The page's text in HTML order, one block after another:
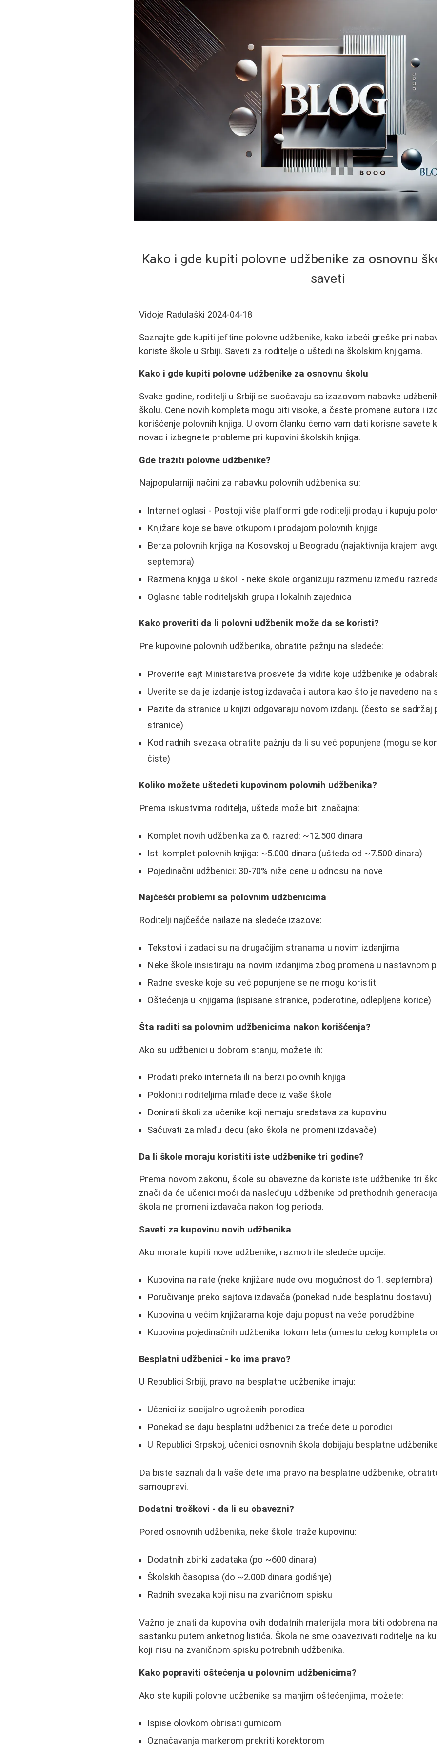
Kako i gde kupiti polovne udžbenike za osnovnu
saveti
Vidoje Radulaški 2024-04-18
Saznajte gde kupiti jeftine polovne udžbenike, kako izbeći greške pri
koriste škole u Srbiji. Saveti za roditelje o uštedi na školskim knjigama.
Kako i gde kupiti polovne udžbenike za osnovnu školu
Svake godine, roditelji u Srbiji se suočavaju sa izazovom nabavke
školu. Cene novih kompleta mogu biti visoke, a česte promene autora i
korišćenje polovnih knjiga. U ovom članku ćemo vam dati korisne savete
novac i izbegnete probleme pri kupovini školskih knjiga.
Gde tražiti polovne udžbenike?
Najpopularniji načini za nabavku polovnih udžbenika su:
Internet oglasi - Postoji više platformi gde roditelji prodaju i kupuju
Knjižare koje se bave otkupom i prodajom polovnih knjiga
Berza polovnih knjiga na Kosovskoj u Beogradu (najaktivnija krajem
septembra)
Razmena knjiga u školi - neke škole organizuju razmenu između
Oglasne table roditeljskih grupa i lokalnih zajednica
Kako proveriti da li polovni udžbenik može da se koristi?
Pre kupovine polovnih udžbenika, obratite pažnju na sledeće:
Proverite sajt Ministarstva prosvete da vidite koje udžbenike je
Uverite se da je izdanje istog izdavača i autora kao što je navedeno na
Pazite da stranice u knjizi odgovaraju novom izdanju (često se sadržaj
stranice)
Kod radnih svezaka obratite pažnju da li su već popunjene (mogu se
čiste)
Koliko možete uštedeti kupovinom polovnih udžbenika?
Prema iskustvima roditelja, ušteda može biti značajna:
Komplet novih udžbenika za 6. razred: ~12.500 dinara
Isti komplet polovnih knjiga: ~5.000 dinara (ušteda od ~7.500 dinara)
Pojedinačni udžbenici: 30-70% niže cene u odnosu na nove
Najčešći problemi sa polovnim udžbenicima
Roditelji najčešće nailaze na sledeće izazove:
Tekstovi i zadaci su na drugačijim stranama u novim izdanjima
Neke škole insistiraju na novim izdanjima zbog promena u nastavnom
Radne sveske koje su već popunjene se ne mogu koristiti
Oštećenja u knjigama (ispisane stranice, poderotine, odlepljene korice)
Šta raditi sa polovnim udžbenicima nakon korišćenja?
Ako su udžbenici u dobrom stanju, možete ih:
Prodati preko interneta ili na berzi polovnih knjiga
Pokloniti roditeljima mlađe dece iz vaše škole
Donirati školi za učenike koji nemaju sredstava za kupovinu
Sačuvati za mlađu decu (ako škola ne promeni izdavače)
Da li škole moraju koristiti iste udžbenike tri godine?
Prema novom zakonu, škole su obavezne da koriste iste udžbenike tri
znači da će učenici moći da nasleđuju udžbenike od prethodnih
škola ne promeni izdavača nakon tog perioda.
Saveti za kupovinu novih udžbenika
Ako morate kupiti nove udžbenike, razmotrite sledeće opcije:
Kupovina na rate (neke knjižare nude ovu mogućnost do 1. septembra)
Poručivanje preko sajtova izdavača (ponekad nude besplatnu dostavu)
Kupovina u većim knjižarama koje daju popust na veće porudžbine
Kupovina pojedinačnih udžbenika tokom leta (umesto celog kompleta
Besplatni udžbenici - ko ima pravo?
U Republici Srbiji, pravo na besplatne udžbenike imaju:
Učenici iz socijalno ugroženih porodica
Ponekad se daju besplatni udžbenici za treće dete u porodici
U Republici Srpskoj, učenici osnovnih škola dobijaju besplatne
Da biste saznali da li vaše dete ima pravo na besplatne udžbenike,
samoupravi.
Dodatni troškovi - da li su obavezni?
Pored osnovnih udžbenika, neke škole traže kupovinu:
Dodatnih zbirki zadataka (po ~600 dinara)
Školskih časopisa (do ~2.000 dinara godišnje)
Radnih svezaka koji nisu na zvaničnom spisku
Važno je znati da kupovina ovih dodatnih materijala mora biti odobrena
sastanku putem anketnog listića. Škola ne sme obavezivati roditelje na
koji nisu na zvaničnom spisku potrebnih udžbenika.
Kako popraviti oštećenja u polovnim udžbenicima?
Ako ste kupili polovne udžbenike sa manjim oštećenjima, možete:
Ispise olovkom obrisati gumicom
Označavanja markerom prekriti korektorom